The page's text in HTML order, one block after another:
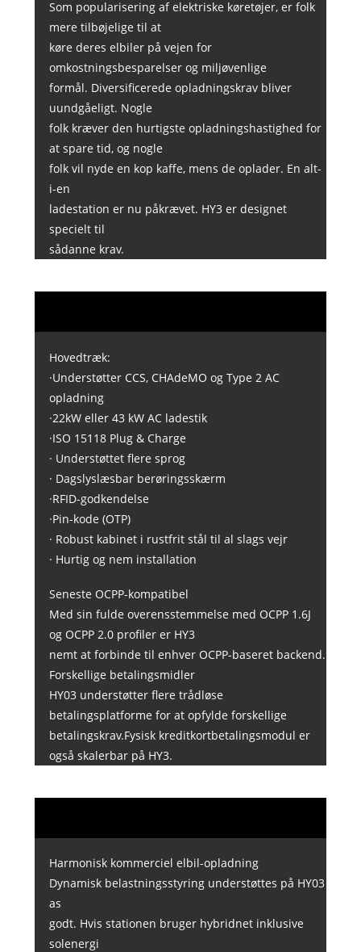
Som popularisering af elektriske køretøjer, er folk
mere tilbøjelige til at
køre deres elbiler på vejen for
omkostningsbesparelser og miljøvenlige
formål. Diversificerede opladningskrav bliver
uundgåeligt. Nogle
folk kræver den hurtigste opladningshastighed for
at spare tid, og nogle
folk vil nyde en kop kaffe, mens de oplader. En alt-
i-en
ladestation er nu påkrævet. HY3 er designet
specielt til
sådanne krav.
Hovedtræk:
·Understøtter CCS, CHAdeMO og Type 2 AC
opladning
·22kW eller 43 kW AC ladestik
·ISO 15118 Plug & Charge
· Understøttet flere sprog
· Dagslyslæsbar berøringsskærm
·RFID-godkendelse
·Pin-kode (OTP)
· Robust kabinet i rustfrit stål til al slags vejr
· Hurtig og nem installation
Seneste OCPP-kompatibel
Med sin fulde overensstemmelse med OCPP 1.6J
og OCPP 2.0 profiler er HY3
nemt at forbinde til enhver OCPP-baseret backend.
Forskellige betalingsmidler
HY03 understøtter flere trådløse
betalingsplatforme for at opfylde forskellige
betalingskrav.Fysisk kreditkortbetalingsmodul er
også skalerbar på HY3.
Harmonisk kommerciel elbil-opladning
Dynamisk belastningsstyring understøttes på HY03
as
godt. Hvis stationen bruger hybridnet inklusive
solenergi